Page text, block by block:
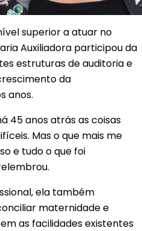
superior a atuar no
Auxiliadora participou da
estruturas de auditoria e
da
anos.
45 anos atrás as coisas
Mas o que mais me
e tudo o que foi
ela também
maternidade e
as facilidades existentes